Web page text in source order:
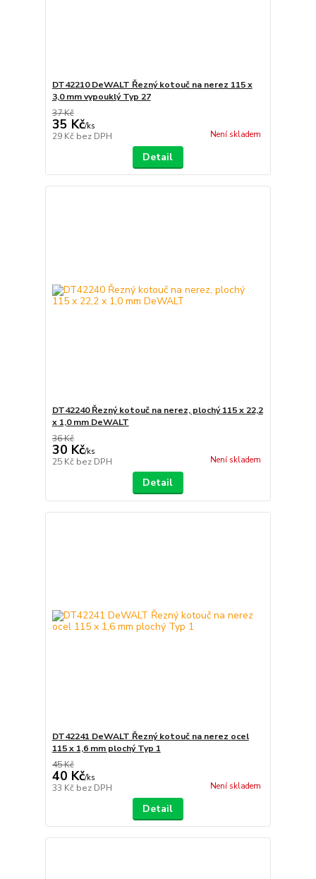
DT42210 DeWALT Řezný kotouč na nerez 115 x
3,0 mm vypouklý Typ 27
37 Kč
35 Kč/ks
29 Kč bez DPH Není skladem
Detail
DT42240 Řezný kotouč na nerez, plochý 115 x 22,2
x 1,0 mm DeWALT
36 Kč
30 Kč/ks
25 Kč bez DPH Není skladem
Detail
DT42241 DeWALT Řezný kotouč na nerez ocel
115 x 1,6 mm plochý Typ 1
45 Kč
40 Kč/ks
33 Kč bez DPH Není skladem
Detail